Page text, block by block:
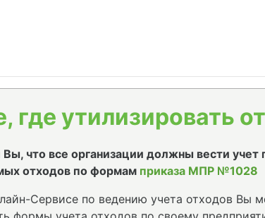
где утилизировать
Вы, что все организации должны вести
отходов по формам приказа МПР №1028
Сервисе по ведению учета отходов Вы